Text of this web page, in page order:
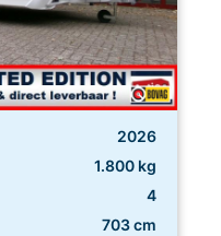
2026
1.800 kg
4
703 cm